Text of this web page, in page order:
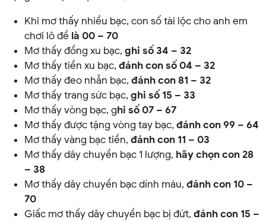
Khi mơ thấy nhiều bạc, con số tài lộc cho anh em
chơi lô đề là 00 – 70
Mơ thấy đồng xu bạc, ghi số 34 – 32
Mơ thấy tiền xu bạc, đánh con số 04 – 32
Mơ thấy đeo nhẫn bạc, đánh con 81 – 32
Mơ thấy trang sức bạc, ghi số 15 – 33
Mơ thấy vòng bạc, ghi số 07 – 67
Mơ thấy được tặng vòng tay bạc, đánh con 99 – 64
Mơ thấy vàng bạc tiền, đánh con 11 – 03
Mơ thấy dây chuyền bạc 1 lượng, hãy chọn con 28
– 38
Mơ thấy dây chuyền bạc dính máu, đánh con 10 –
70
Giấc mơ thấy dây chuyền bạc bị đứt, đánh con 15 –